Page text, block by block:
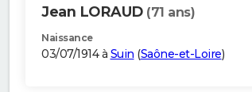
Jean LORAUD (71 ans)
Naissance
03/07/1914 à Suin (Saône-et-Loire)